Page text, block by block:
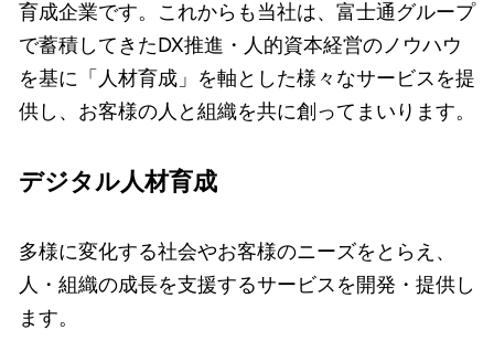
育成企業です。これからも当社は、富士通グループ
で蓄積してきたDX推進・人的資本経営のノウハウ
を基に「人材育成」を軸とした様々なサービスを提
供し、お客様の人と組織を共に創ってまいります。
デジタル人材育成
多様に変化する社会やお客様のニーズをとらえ、
人・組織の成長を支援するサービスを開発・提供し
ます。